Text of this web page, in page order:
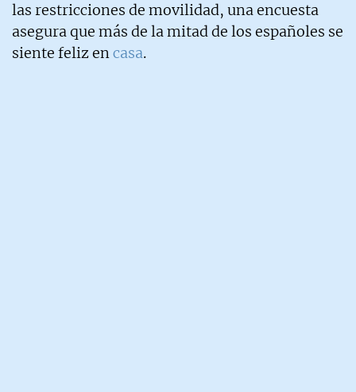
las restricciones de movilidad, una encuesta
asegura que más de la mitad de los españoles se
siente feliz encasa.